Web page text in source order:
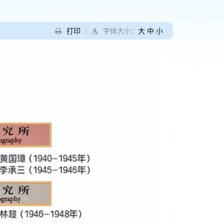
打印 ｜ 字体大小： 大 中 小